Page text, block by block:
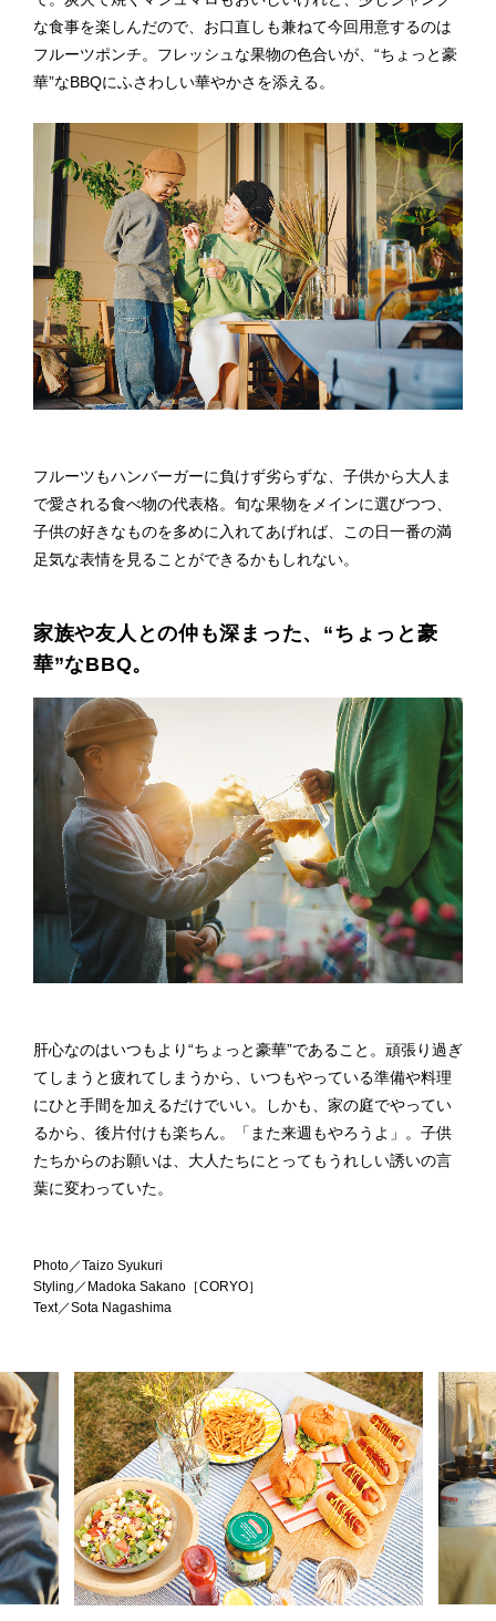
な食事を楽しんだので、お口直しも兼ねて今回用意するのは
フルーツポンチ。フレッシュな果物の色合いが、“ちょっと豪
華”なBBQにふさわしい華やかさを添える。
フルーツもハンバーガーに負けず劣らずな、子供から大人ま
で愛される食べ物の代表格。旬な果物をメインに選びつつ、
子供の好きなものを多めに入れてあげれば、この日一番の満
足気な表情を見ることができるかもしれない。
家族や友人との仲も深まった、“ちょっと豪
華”なBBQ。
肝心なのはいつもより“ちょっと豪華”であること。頑張り過ぎ
てしまうと疲れてしまうから、いつもやっている準備や料理
にひと手間を加えるだけでいい。しかも、家の庭でやってい
るから、後片付けも楽ちん。「また来週もやろうよ」。子供
たちからのお願いは、大人たちにとってもうれしい誘いの言
葉に変わっていた。
Photo／Taizo Syukuri
Styling／Madoka Sakano［CORYO］
Text／Sota Nagashima